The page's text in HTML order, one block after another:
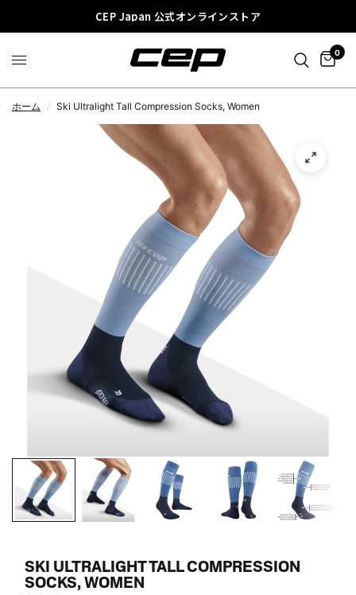
CEP Japan 公式オンラインストア
0
ホーム / Ski Ultralight Tall Compression Socks, Women
SKI ULTRALIGHT TALL COMPRESSION
SOCKS, WOMEN